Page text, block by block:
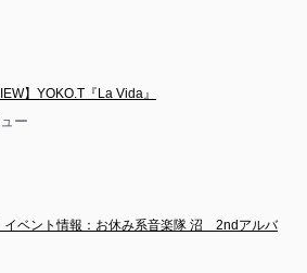
】YOKO.T『La Vida』
ー
イベント情報：お休み系音楽隊 沼　2ndアルバ